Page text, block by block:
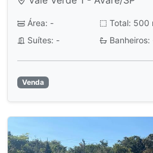
Área: - Total: 500
Suítes: -
Banheiros:
Venda